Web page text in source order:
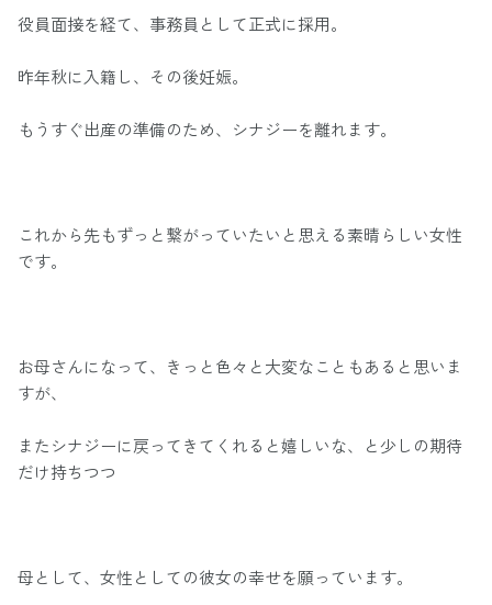
役員面接を経て、事務員として正式に採用。
昨年秋に入籍し、その後妊娠。
もうすぐ出産の準備のため、シナジーを離れます。
これから先もずっと繋がっていたいと思える素晴らしい女性
です。
お母さんになって、きっと色々と大変なこともあると思いま
すが、
またシナジーに戻ってきてくれると嬉しいな、と少しの期待
だけ持ちつつ
母として、女性としての彼女の幸せを願っています。